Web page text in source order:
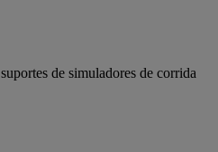
de simuladores de corrida